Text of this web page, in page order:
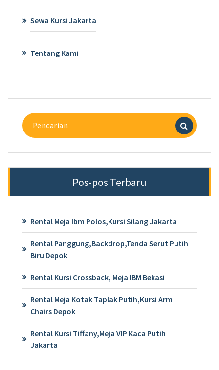
Sewa Kursi Jakarta
Tentang Kami
Pencarian
untuk:
Pos-pos Terbaru
Rental Meja Ibm Polos,Kursi Silang Jakarta
Rental Panggung,Backdrop,Tenda Serut Putih
Biru Depok
Rental Kursi Crossback, Meja IBM Bekasi
Rental Meja Kotak Taplak Putih,Kursi Arm
Chairs Depok
Rental Kursi Tiffany,Meja VIP Kaca Putih
Jakarta